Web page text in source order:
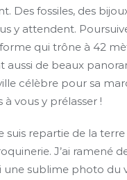
Des fossiles, des
y attendent.
qui trône à 42
aussi de beaux
célèbre pour sa
à vous y prélasser !
suis repartie de la
J’ai ramené
une sublime photo du